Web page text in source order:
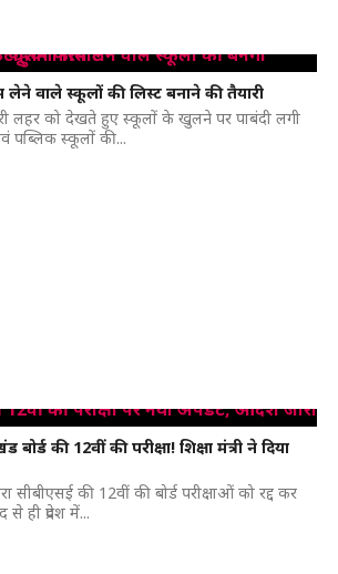
लेने वाले स्कूलों की लिस्ट बनाने की तैयारी
लहर को देखते हुए स्कूलों के खुलने पर पाबंदी लगी
पब्लिक स्कूलों की...
बोर्ड की 12वीं की परीक्षा! शिक्षा मंत्री ने दिया
सीबीएसई की 12वीं की बोर्ड परीक्षाओं को रद्द कर
ही प्रदेश में...